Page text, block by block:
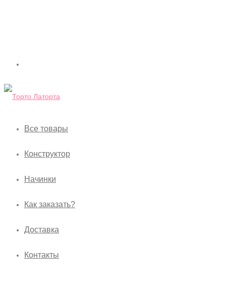
Все товары
Конструктор
Начинки
Как заказать?
Доставка
Контакты